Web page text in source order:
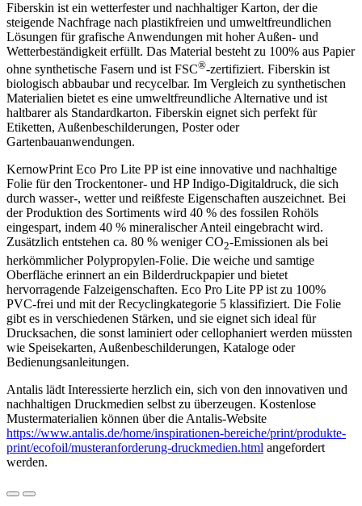
Fiberskin ist ein wetterfester und nachhaltiger Karton, der die
steigende Nachfrage nach plastikfreien und umweltfreundlichen
Lösungen für grafische Anwendungen mit hoher Außen- und
Wetterbeständigkeit erfüllt. Das Material besteht zu 100% aus Papier
ohne synthetische Fasern und ist FSC®-zertifiziert. Fiberskin ist
biologisch abbaubar und recycelbar. Im Vergleich zu synthetischen
Materialien bietet es eine umweltfreundliche Alternative und ist
haltbarer als Standardkarton. Fiberskin eignet sich perfekt für
Etiketten, Außenbeschilderungen, Poster oder
Gartenbauanwendungen.
KernowPrint Eco Pro Lite PP ist eine innovative und nachhaltige
Folie für den Trockentoner- und HP Indigo-Digitaldruck, die sich
durch wasser-, wetter und reißfeste Eigenschaften auszeichnet. Bei
der Produktion des Sortiments wird 40 % des fossilen Rohöls
eingespart, indem 40 % mineralischer Anteil eingebracht wird.
Zusätzlich entstehen ca. 80 % weniger CO2-Emissionen als bei
herkömmlicher Polypropylen-Folie. Die weiche und samtige
Oberfläche erinnert an ein Bilderdruckpapier und bietet
hervorragende Falzeigenschaften. Eco Pro Lite PP ist zu 100%
PVC-frei und mit der Recyclingkategorie 5 klassifiziert. Die Folie
gibt es in verschiedenen Stärken, und sie eignet sich ideal für
Drucksachen, die sonst laminiert oder cellophaniert werden müssten
wie Speisekarten, Außenbeschilderungen, Kataloge oder
Bedienungsanleitungen.
Antalis lädt Interessierte herzlich ein, sich von den innovativen und
nachhaltigen Druckmedien selbst zu überzeugen. Kostenlose
Mustermaterialien können über die Antalis-Website
https://www.antalis.de/home/inspirationen-bereiche/print/produkte-
print/ecofoil/musteranforderung-druckmedien.html angefordert
werden.